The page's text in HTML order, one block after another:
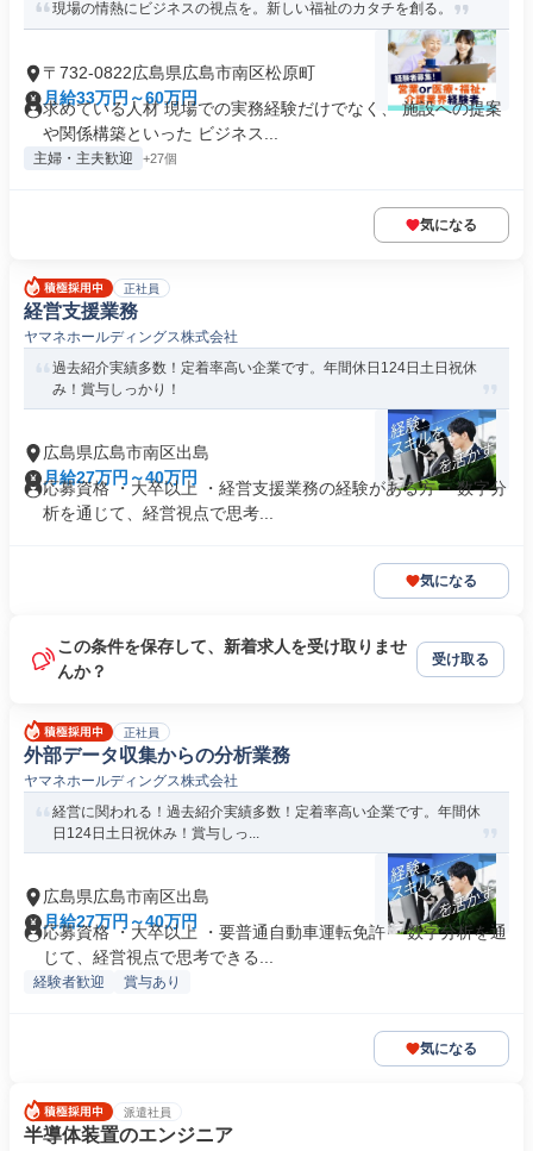
現場の情熱にビジネスの視点を。新しい福祉のカタチを創る。
〒732-0822広島県広島市南区松原町
月給33万円～60万円
求めている人材 現場での実務経験だけでなく、 施設への提案
や関係構築といった ビジネス...
主婦・主夫歓迎 +27個
気になる
正社員
経営支援業務
ヤマネホールディングス株式会社
過去紹介実績多数！定着率高い企業です。年間休日124日土日祝休
み！賞与しっかり！
広島県広島市南区出島
月給27万円～40万円
応募資格 ・大卒以上 ・経営支援業務の経験がある方 ・数字分
析を通じて、経営視点で思考...
気になる
この条件を保存して、新着求人を受け取りませ
んか？
受け取る
正社員
外部データ収集からの分析業務
ヤマネホールディングス株式会社
経営に関われる！過去紹介実績多数！定着率高い企業です。年間休
日124日土日祝休み！賞与しっ...
広島県広島市南区出島
月給27万円～40万円
応募資格 ・大卒以上 ・要普通自動車運転免許 ・数字分析を通
じて、経営視点で思考できる...
経験者歓迎 賞与あり
気になる
派遣社員
半導体装置のエンジニア